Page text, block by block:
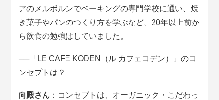
アのメルボルンでベーキングの専門学校に通い、焼
き菓子やパンのつくり方を学ぶなど、20年以上前か
ら飲食の勉強はしていました。
──「LE CAFE KODEN（ル カフェコデン）」のコ
ンセプトは？
向殿さん ：コンセプトは、オーガニック・こだわっ